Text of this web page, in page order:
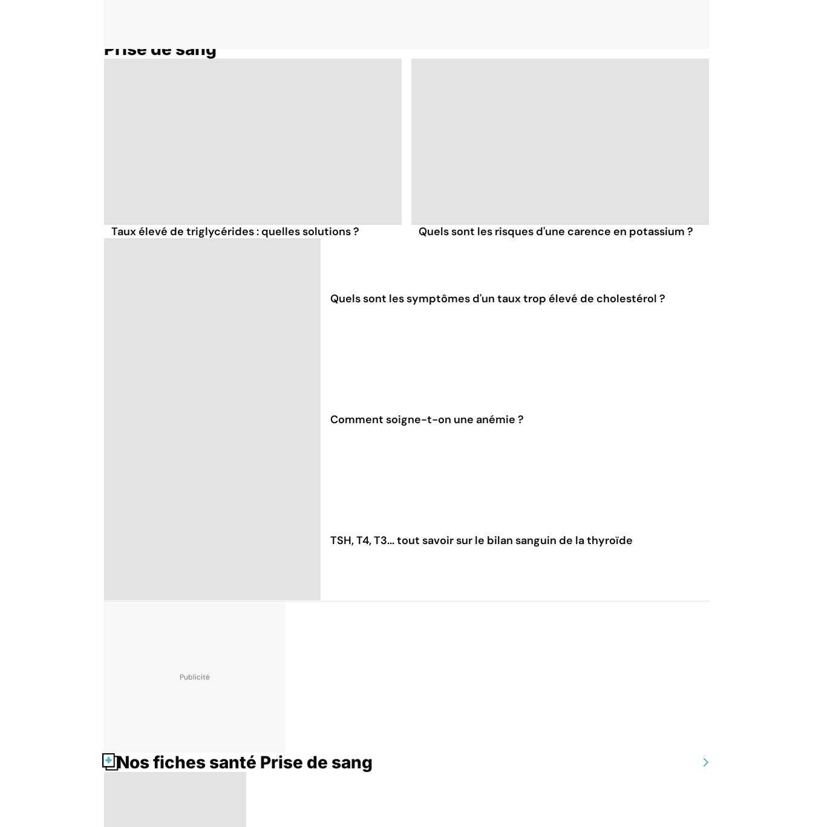
Prise de sang
Taux élevé de triglycérides : quelles solutions ? Quels sont les risques d'une carence en potassium ?
Quels sont les symptômes d'un taux trop élevé de cholestérol ?
Comment soigne-t-on une anémie ?
TSH, T4, T3... tout savoir sur le bilan sanguin de la thyroïde
Nos fiches santé Prise de sang